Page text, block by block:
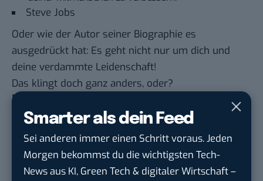
Smarter als dein Feed
Sei anderen immer einen Schritt voraus. Jeden
Morgen bekommst du die wichtigsten Tech-
News aus KI, Green Tech & digitaler Wirtschaft –
Steve Jobs
Oder wie der Autor seiner Biographie es
ausgedrückt hat: Es geht nicht nur um dich und
deine verdammte Leidenschaft!
Das klingt doch ganz anders, oder?
Folge deinem Talent
Vielleicht siehst du ein, dass du erstmal die
Rechnungen bezahlen solltest. Und vielleicht wird
dir klar, dass erfolgreiche Menschen nicht immer
die volle Wahrheit erzählen. Vielleicht dämmert dir